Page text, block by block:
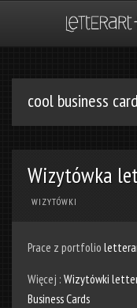
cool business
Wizytówka
WIZYTÓWKI
Prace z portfolio
Więcej : Wizytówki
Business Cards